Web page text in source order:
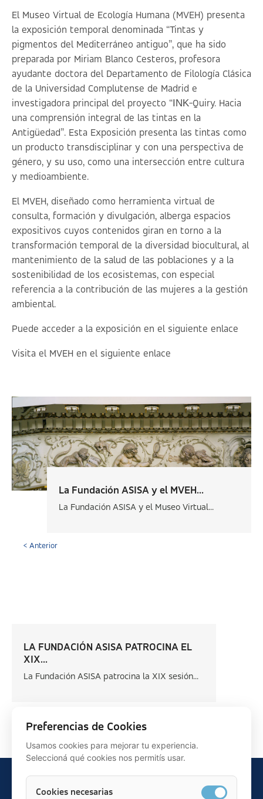
El Museo Virtual de Ecología Humana (MVEH) presenta
la exposición temporal denominada “Tintas y
pigmentos del Mediterráneo antiguo”, que ha sido
preparada por Miriam Blanco Cesteros, profesora
ayudante doctora del Departamento de Filología Clásica
de la Universidad Complutense de Madrid e
investigadora principal del proyecto “ΙΝΚ-Quiry. Hacia
una comprensión integral de las tintas en la
Antigüedad”. Esta Exposición presenta las tintas como
un producto transdisciplinar y con una perspectiva de
género, y su uso, como una intersección entre cultura
y medioambiente.
El MVEH, diseñado como herramienta virtual de
consulta, formación y divulgación, alberga espacios
expositivos cuyos contenidos giran en torno a la
transformación temporal de la diversidad biocultural, al
mantenimiento de la salud de las poblaciones y a la
sostenibilidad de los ecosistemas, con especial
referencia a la contribución de las mujeres a la gestión
ambiental.
Puede acceder a la exposición en el siguiente enlace
Visita el MVEH en el siguiente enlace
La Fundación ASISA y el MVEH...
La Fundación ASISA y el Museo Virtual...
< Anterior
LA FUNDACIÓN ASISA PATROCINA EL
XIX...
La Fundación ASISA patrocina la XIX sesión...
Preferencias de Cookies
Usamos cookies para mejorar tu experiencia.
Seleccioná qué cookies nos permitís usar.
Cookies necesarias